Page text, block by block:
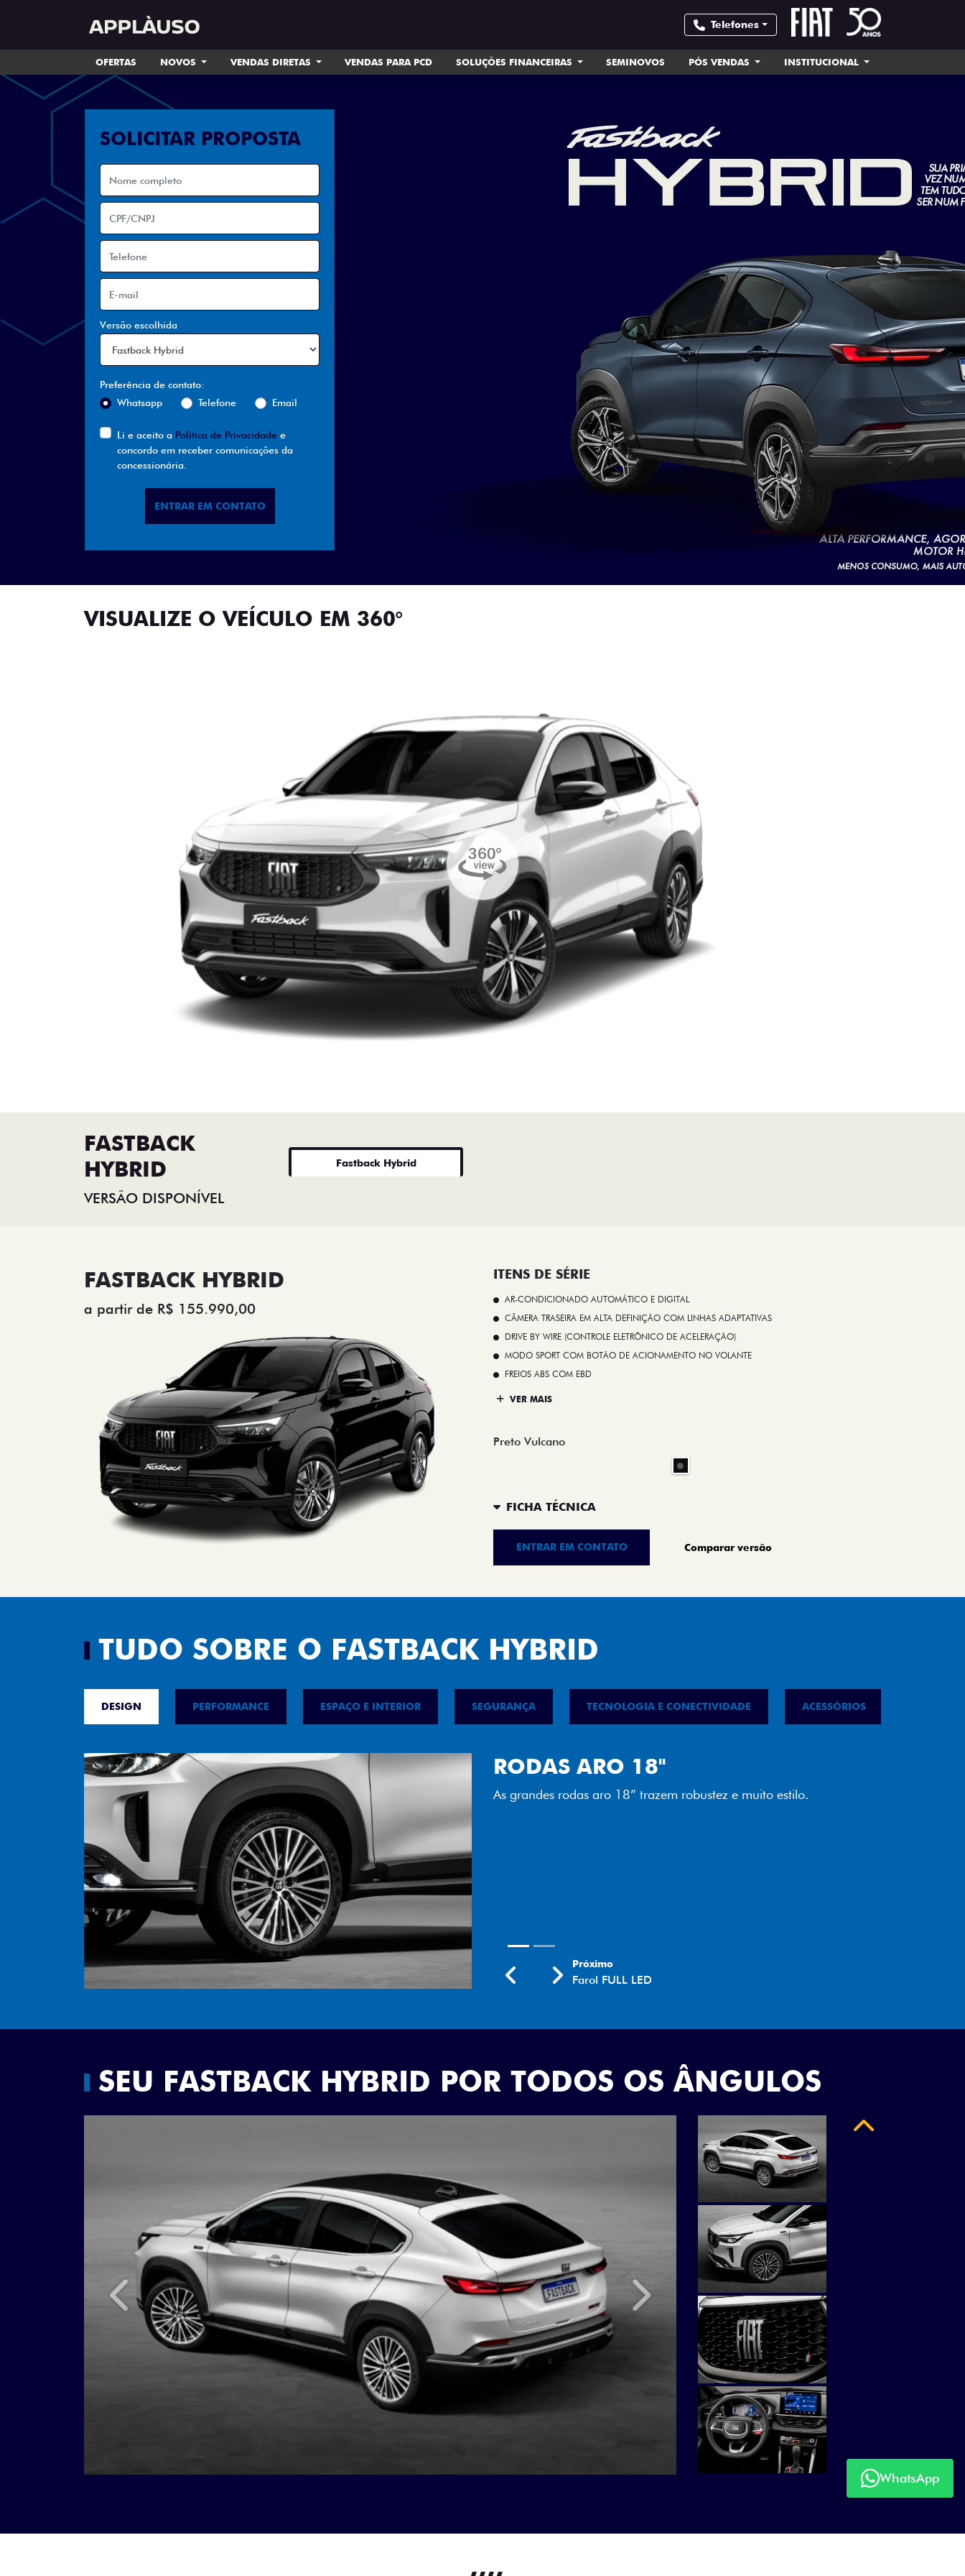
Telefones
OFERTAS NOVOS VENDAS DIRETAS VENDAS PARA PCD SOLUÇÕES FINANCEIRAS SEMINOVOS PÓS VENDAS INSTITUCIONAL
SOLICITAR PROPOSTA
Versão escolhida
Preferência de contato:
Whatsapp
Telefone Email
Li e aceito a Política de Privacidade e
concordo em receber comunicações da
concessionária.
ENTRAR EM CONTATO
VISUALIZE O VEÍCULO EM 360°
FASTBACK
HYBRID
VERSÃO DISPONÍVEL
Fastback Hybrid
FASTBACK HYBRID
a partir de R$ 155.990,00
ITENS DE SÉRIE
AR-CONDICIONADO AUTOMÁTICO E DIGITAL
CÂMERA TRASEIRA EM ALTA DEFINIÇÃO COM LINHAS ADAPTATIVAS
DRIVE BY WIRE (CONTROLE ELETRÔNICO DE ACELERAÇÃO)
MODO SPORT COM BOTÃO DE ACIONAMENTO NO VOLANTE
FREIOS ABS COM EBD
VER MAIS
Preto Vulcano
FICHA TÉCNICA
ENTRAR EM CONTATO Comparar versão
TUDO SOBRE O FASTBACK HYBRID
DESIGN PERFORMANCE ESPAÇO E INTERIOR SEGURANÇA TECNOLOGIA E CONECTIVIDADE ACESSÓRIOS
FAROL FULL LED
Tecnologia dos faróis totalmente em LED garante melhor
Rodas aro 18"
SEU FASTBACK HYBRID POR TODOS OS ÂNGULOS
Próximo
WhatsApp